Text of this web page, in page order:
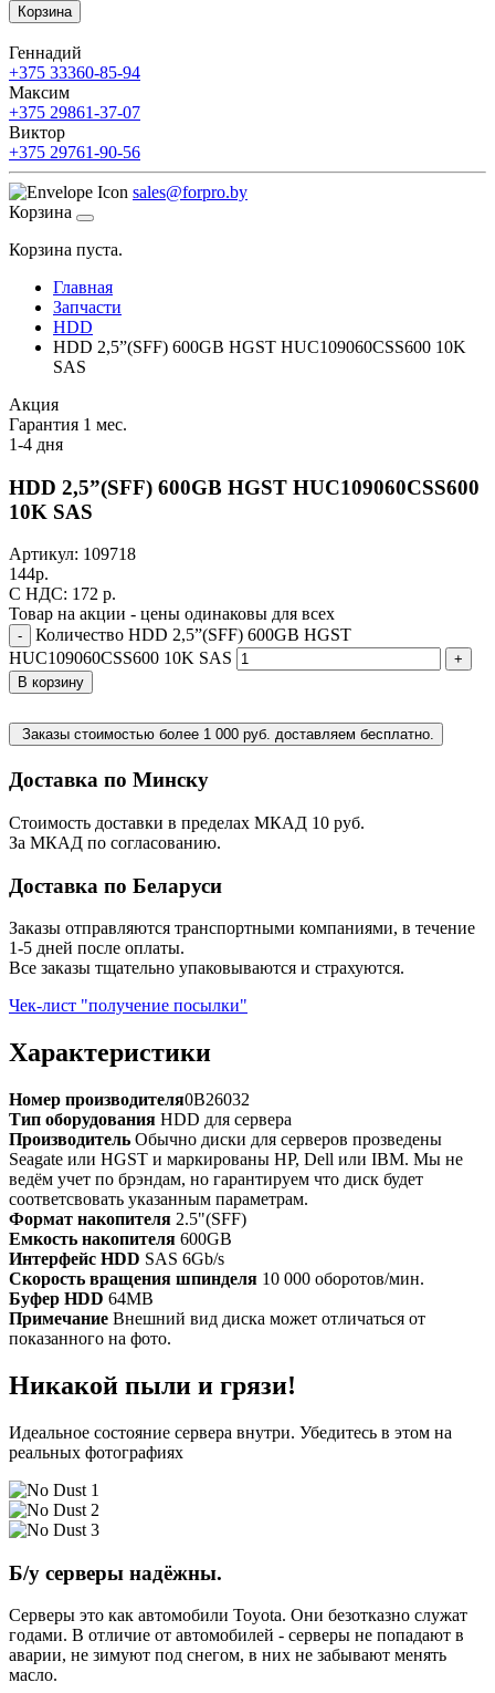
Корзина
Геннадий
+375 33360-85-94
Максим
+375 29861-37-07
Виктор
+375 29761-90-56
sales@forpro.by
Корзина
Корзина пуста.
Главная
Запчасти
HDD
HDD 2,5”(SFF) 600GB HGST HUC109060CSS600 10K
SAS
Акция
Гарантия 1 мес.
1-4 дня
HDD 2,5”(SFF) 600GB HGST HUC109060CSS600
10K SAS
Артикул: 109718
144р.
C НДС: 172 р.
Товар на акции - цены одинаковы для всех
-
Количество HDD 2,5”(SFF) 600GB HGST
HUC109060CSS600 10K SAS
+
В корзину
Заказы стоимостью более 1 000 руб. доставляем бесплатно.
Доставка по Минску
Стоимость доставки в пределах МКАД 10 руб.
За МКАД по согласованию.
Доставка по Беларуси
Заказы отправляются транспортными компаниями, в течение
1-5 дней после оплаты.
Все заказы тщательно упаковываются и страхуются.
Чек-лист "получение посылки"
Характеристики
Номер производителя0B26032
Тип оборудования HDD для сервера
Производитель Обычно диски для серверов прозведены
Seagate или HGST и маркированы HP, Dell или IBM. Мы не
ведём учет по брэндам, но гарантируем что диск будет
соответсвовать указанным параметрам.
Формат накопителя 2.5"(SFF)
Емкость накопителя 600GB
Интерфейс HDD SAS 6Gb/s
Скорость вращения шпинделя 10 000 оборотов/мин.
Буфер HDD 64МB
Примечание Внешний вид диска может отличаться от
показанного на фото.
Никакой пыли и грязи!
Идеальное состояние сервера внутри. Убедитесь в этом на
реальных фотографиях
Б/у серверы надёжны.
Серверы это как автомобили Toyota. Они безотказно служат
годами. В отличие от автомобилей - серверы не попадают в
аварии, не зимуют под снегом, в них не забывают менять
масло.